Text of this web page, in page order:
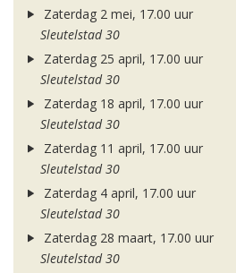
Zaterdag 2 mei, 17.00 uur
Sleutelstad 30
Zaterdag 25 april, 17.00 uur
Sleutelstad 30
Zaterdag 18 april, 17.00 uur
Sleutelstad 30
Zaterdag 11 april, 17.00 uur
Sleutelstad 30
Zaterdag 4 april, 17.00 uur
Sleutelstad 30
Zaterdag 28 maart, 17.00 uur
Sleutelstad 30